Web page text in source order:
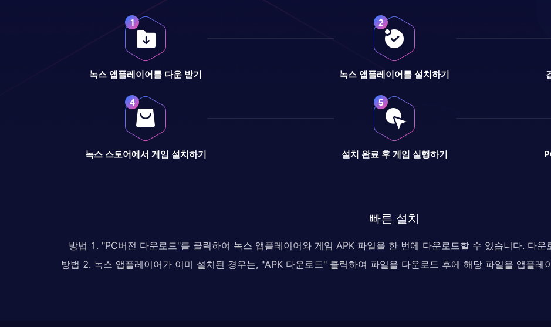
녹스 앱플레이어를 다운 받기 녹스 앱플레이어를 설치하기
녹스 스토어에서 게임 설치하기 설치 완료 후 게임 실행하기
빠른 설치
방법 1. "PC버전 다운로드"를 클릭하여 녹스 앱플레이어와 게임 APK 파일을 한 번에 다운로드할 수 있습니다. 다
방법 2. 녹스 앱플레이어가 이미 설치된 경우는, "APK 다운로드" 클릭하여 파일을 다운로드 후에 해당 파일을 앱플레